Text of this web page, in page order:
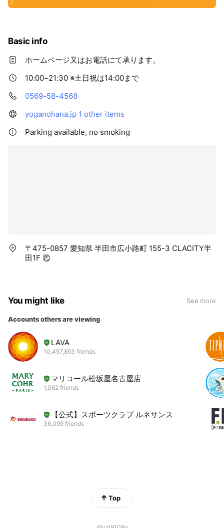
Basic info
ホームページ又はお電話にて承ります。
10:00~21:30 ※土日祝は14:00まで
0569-58-4568
yoganohana.jp 1 other items
Parking available, no smoking
〒475-0857 愛知県 半田市広小路町 155-3 CLACITY半
田1F
You might like See more
Accounts others are viewing
LAVA
10,457,863 friends
マリコール松坂屋名古屋店
1,062 friends
【公式】スポーツクラブ ルネサンス
36,099 friends
Top